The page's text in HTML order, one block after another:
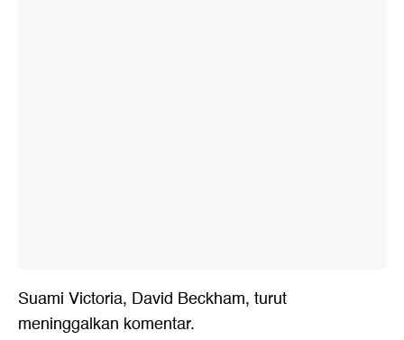
Suami Victoria, David Beckham, turut
meninggalkan komentar.